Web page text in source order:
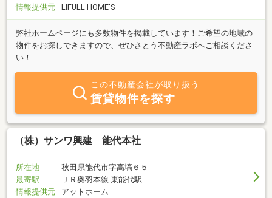
情報提供元
LIFULL HOME'S
弊社ホームページにも多数物件を掲載しています！ご希望の地域の
物件をお探しできますので、ぜひさとう不動産ラボへご相談くださ
い！
この不動産会社が取り扱う
賃貸物件を探す
（株）サンワ興建 能代本社
所在地
秋田県能代市字高塙６５
最寄駅
ＪＲ奥羽本線 東能代駅
情報提供元
アットホーム